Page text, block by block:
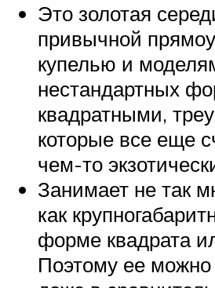
Это золотая
привычной
купелью и
нестандартных
квадратными,
которые все еще
чем-то
Занимает не так
как
форме квадрата
Поэтому ее можно